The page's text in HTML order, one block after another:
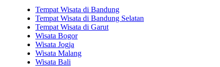
Tempat Wisata di Bandung
Tempat Wisata di Bandung Selatan
Tempat Wisata di Garut
Wisata Bogor
Wisata Jogja
Wisata Malang
Wisata Bali